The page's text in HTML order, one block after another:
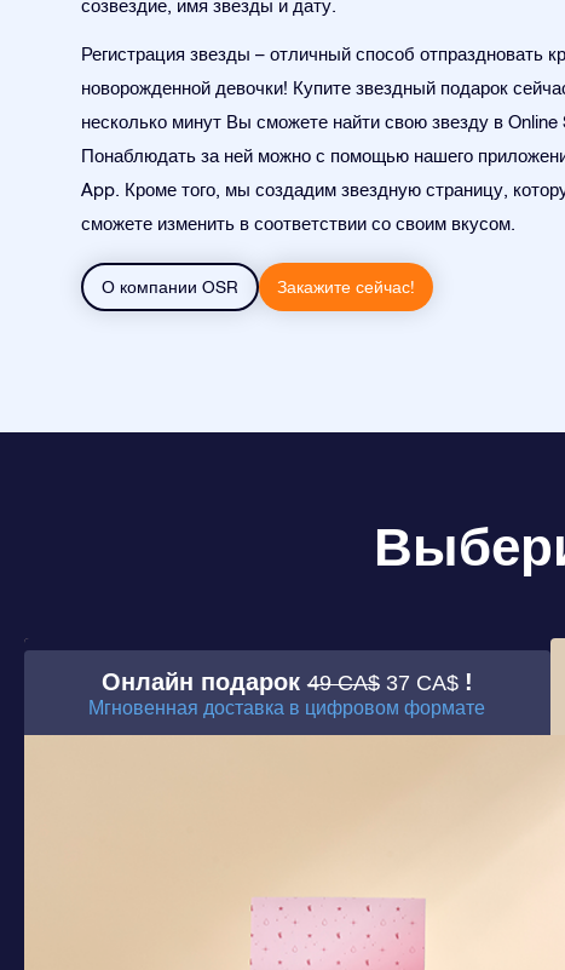
созвездие, имя звезды и дату.
Регистрация звезды – отличный способ отпраздновать
новорожденной девочки! Купите звездный подарок
несколько минут Вы сможете найти свою звезду в Online
Понаблюдать за ней можно с помощью нашего
App. Кроме того, мы создадим звездную страницу,
сможете изменить в соответствии со своим вкусом.
О компании OSR Закажите сейчас!
Онлайн подарок49 CA$ 37 CA$ !
Мгновенная доставка в цифровом формате